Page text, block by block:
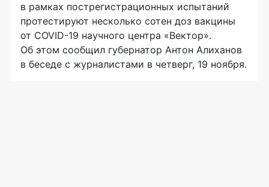
в рамках пострегистрационных испытаний
протестируют несколько сотен доз вакцины
от COVID-19 научного центра «Вектор».
Об этом сообщил губернатор Антон Алиханов
в беседе с журналистами в четверг, 19 ноября.